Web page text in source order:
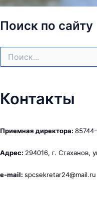
записям
Поиск по сайту
Контакты
Приемная директора:
Адрес: 294016, г. Стаханов,
e-mail: spcsekretar24@mail.ru